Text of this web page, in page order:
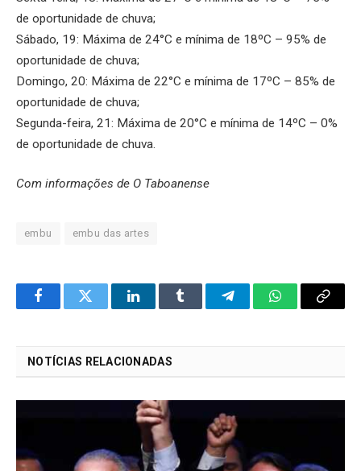
de oportunidade de chuva;
Sábado, 19: Máxima de 24°C e mínima de 18ºC – 95% de
oportunidade de chuva;
Domingo, 20: Máxima de 22°C e mínima de 17ºC – 85% de
oportunidade de chuva;
Segunda-feira, 21: Máxima de 20°C e mínima de 14ºC – 0%
de oportunidade de chuva.
Com informações de O Taboanense
embu embu das artes
FacebookTwitter LinkedInTumblr TelegramWhatsApp
Copy
NOTÍCIAS RELACIONADAS